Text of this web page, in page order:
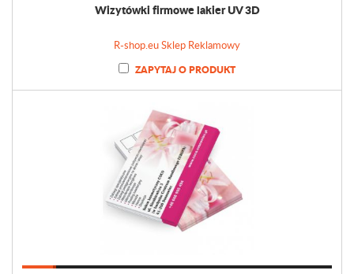
Wizytówki firmowe lakier UV 3D
R-shop.eu Sklep Reklamowy
ZAPYTAJ O PRODUKT